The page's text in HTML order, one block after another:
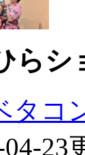
らシ
タコ
23